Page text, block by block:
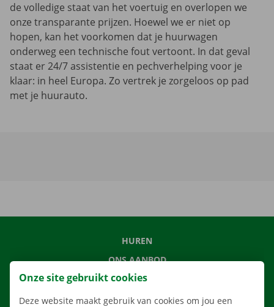
de volledige staat van het voertuig en overlopen we
onze transparante prijzen. Hoewel we er niet op
hopen, kan het voorkomen dat je huurwagen
onderweg een technische fout vertoont. In dat geval
staat er 24/7 assistentie en pechverhelping voor je
klaar: in heel Europa. Zo vertrek je zorgeloos op pad
met je huurauto.
HUREN
ONS AANBOD
ONZE DIENSTEN
LOCATIES
Onze site gebruikt cookies
Deze website maakt gebruik van cookies om jou een